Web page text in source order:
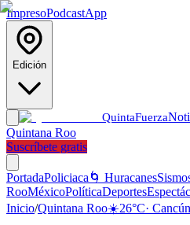
ImpresoPodcastApp
Edición
QuintaFuerza
Quintana Roo
Suscríbete gratis
PortadaPoliciaca 🌀 Huracanes
RooMéxicoPolíticaDeportes
Inicio/Quintana Roo☀️26°C· Cancún